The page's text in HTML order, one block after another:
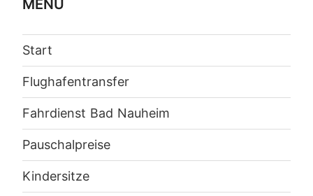
MENÜ
Start
Flughafentransfer
Fahrdienst Bad Nauheim
Pauschalpreise
Kindersitze